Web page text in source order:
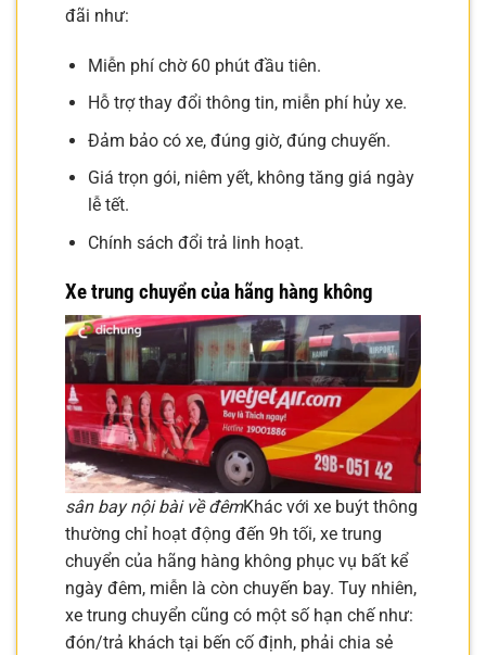
đãi như:
Miễn phí chờ 60 phút đầu tiên.
Hỗ trợ thay đổi thông tin, miễn phí hủy xe.
Đảm bảo có xe, đúng giờ, đúng chuyến.
Giá trọn gói, niêm yết, không tăng giá ngày
lễ tết.
Chính sách đổi trả linh hoạt.
Xe trung chuyển của hãng hàng không
sân bay nội bài về đêmKhác với xe buýt thông
thường chỉ hoạt động đến 9h tối, xe trung
chuyển của hãng hàng không phục vụ bất kể
ngày đêm, miễn là còn chuyến bay. Tuy nhiên,
xe trung chuyển cũng có một số hạn chế như:
đón/trả khách tại bến cố định, phải chia sẻ